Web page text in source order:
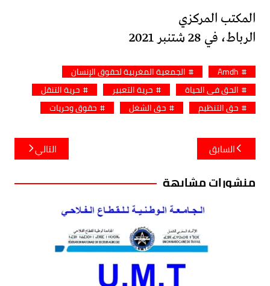
المكتب المركزي
الرباط، في 28 شتنبر 2021
Amdh
الجمعية المغربية لحقوق الإنسان
الحق في الحياة
حرية التعبير
حرية التنقل
حق التنظيم
حق الشغل حقوق وحريات
تصفّح
المقالات
السابق التالي
منشورات مشابهة